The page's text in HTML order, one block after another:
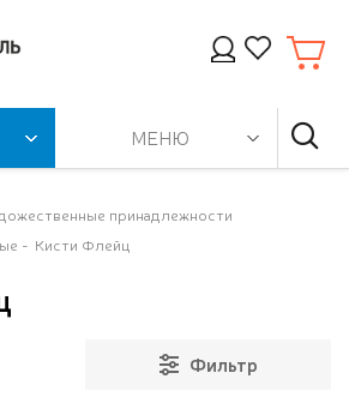
МЕНЮ
принадлежности
Кисти Флейц
Фильтр